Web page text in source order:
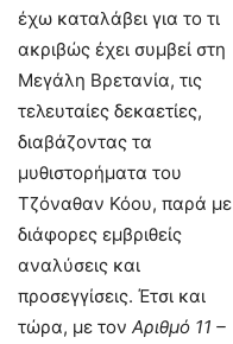
έχω καταλάβει για το τι
ακριβώς έχει συμβεί στη
Μεγάλη Βρετανία, τις
τελευταίες δεκαετίες,
διαβάζοντας τα
μυθιστορήματα του
Τζόναθαν Κόου, παρά με
διάφορες εμβριθείς
αναλύσεις και
προσεγγίσεις. Έτσι και
τώρα, με τον Αριθμό 11 –